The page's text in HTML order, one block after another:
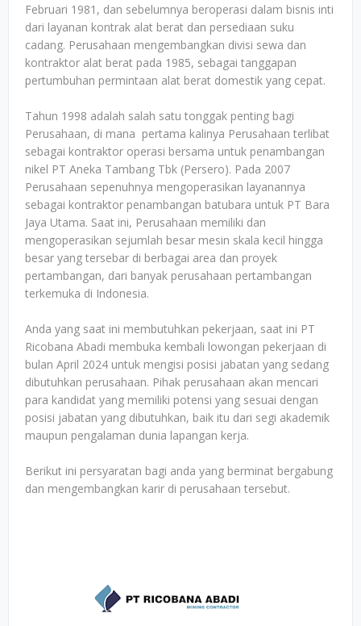
Februari 1981, dan sebelumnya beroperasi dalam bisnis inti
dari layanan kontrak alat berat dan persediaan suku
cadang. Perusahaan mengembangkan divisi sewa dan
kontraktor alat berat pada 1985, sebagai tanggapan
pertumbuhan permintaan alat berat domestik yang cepat.
Tahun 1998 adalah salah satu tonggak penting bagi
Perusahaan, di mana pertama kalinya Perusahaan terlibat
sebagai kontraktor operasi bersama untuk penambangan
nikel PT Aneka Tambang Tbk (Persero). Pada 2007
Perusahaan sepenuhnya mengoperasikan layanannya
sebagai kontraktor penambangan batubara untuk PT Bara
Jaya Utama. Saat ini, Perusahaan memiliki dan
mengoperasikan sejumlah besar mesin skala kecil hingga
besar yang tersebar di berbagai area dan proyek
pertambangan, dari banyak perusahaan pertambangan
terkemuka di Indonesia.
Anda yang saat ini membutuhkan pekerjaan, saat ini PT
Ricobana Abadi membuka kembali lowongan pekerjaan di
bulan April 2024 untuk mengisi posisi jabatan yang sedang
dibutuhkan perusahaan. Pihak perusahaan akan mencari
para kandidat yang memiliki potensi yang sesuai dengan
posisi jabatan yang dibutuhkan, baik itu dari segi akademik
maupun pengalaman dunia lapangan kerja.
Berikut ini persyaratan bagi anda yang berminat bergabung
dan mengembangkan karir di perusahaan tersebut.